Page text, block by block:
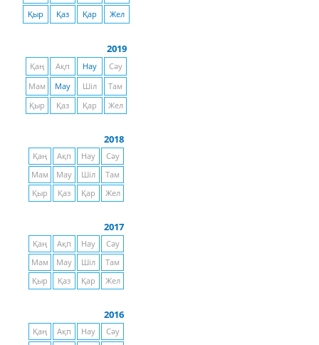
Қыр
Қаз Қар Жел
2019
Қаң Ақп Нау
Сәу
Мам
Мау Шіл
Там
Қыр
Қаз Қар Жел
2018
Қаң Ақп Нау
Сәу
Мам
Мау Шіл
Там
Қыр
Қаз Қар Жел
2017
Қаң Ақп Нау
Сәу
Мам
Мау Шіл
Там
Қыр
Қаз Қар Жел
2016
Қаң Ақп Нау
Сәу